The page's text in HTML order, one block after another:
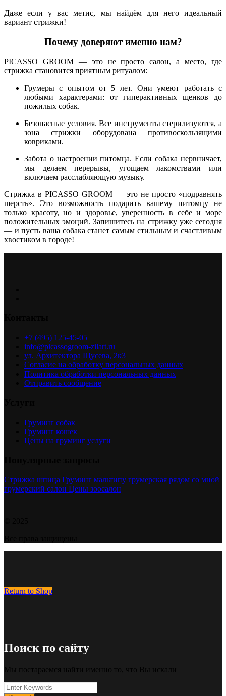
Даже если у вас метис, мы найдём для него идеальный
вариант стрижки!
Почему доверяют именно нам?
PICASSO GROOM — это не просто салон, а место, где
стрижка становится приятным ритуалом:
Грумеры с опытом от 5 лет. Они умеют работать с
любыми характерами: от гиперактивных щенков до
пожилых собак.
Безопасные условия. Все инструменты стерилизуются, а
зона стрижки оборудована противоскользящими
ковриками.
Забота о настроении питомца. Если собака нервничает,
мы делаем перерывы, угощаем лакомствами или
включаем расслабляющую музыку.
Стрижка в PICASSO GROOM — это не просто «подравнять
шерсть». Это возможность подарить вашему питомцу не
только красоту, но и здоровье, уверенность в себе и море
положительных эмоций. Запишитесь на стрижку уже сегодня
— и пусть ваша собака станет самым стильным и счастливым
хвостиком в городе!
+7 (495) 125-45-05
info@picassogroom-zilart.ru
ул. Архитектора Щусева, 2к3
Согласие на обработку персональных данных
Политика обработки персональных данных
Отправить сообщение
Груминг собак
Груминг кошек
Цены на груминг услуги
Стрижка шпица Груминг мальтипу грумерская рядом со мной
грумерский салон Цены зоосалон
Return to Shop
Поиск по сайту
Мы постараемся найти именно то, что Вы искали